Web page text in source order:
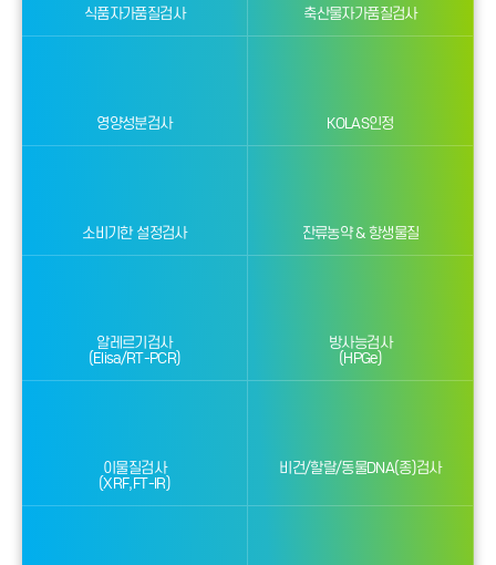
식품자가품질검사 축산물자가품질검사
영양성분검사 KOLAS인정
소비기한 설정검사 잔류농약 & 항생물질
알레르기검사
(Elisa/RT-PCR)
방사능검사
(HPGe)
이물질검사
(XRF,FT-IR)
비건/할랄/동물DNA(종)검사